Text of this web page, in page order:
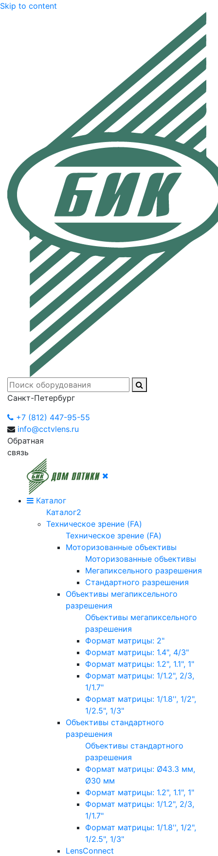
Skip to content
Санкт-Петербург
+7 (812) 447-95-55
info@cctvlens.ru
Обратная
связь
Каталог
Каталог2
Техническое зрение (FA)
Техническое зрение (FA)
Моторизованные объективы
Моторизованные объективы
Мегапиксельного разрешения
Стандартного разрешения
Объективы мегапиксельного
разрешения
Объективы мегапиксельного
разрешения
Формат матрицы: 2"
Формат матрицы: 1.4", 4/3"
Формат матрицы: 1.2", 1.1", 1"
Формат матрицы: 1/1.2", 2/3,
1/1.7"
Формат матрицы: 1/1.8'', 1/2",
1/2.5", 1/3"
Объективы стандартного
разрешения
Объективы стандартного
разрешения
Формат матрицы: Ø43.3 мм,
Ø30 мм
Формат матрицы: 1.2", 1.1", 1"
Формат матрицы: 1/1.2", 2/3,
1/1.7"
Формат матрицы: 1/1.8'', 1/2",
1/2.5", 1/3"
LensConnect